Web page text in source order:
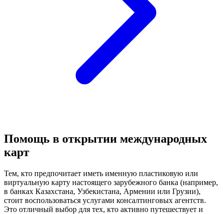
Помощь в открытии международных
карт
Тем, кто предпочитает иметь именную пластиковую или
виртуальную карту настоящего зарубежного банка (например,
в банках Казахстана, Узбекистана, Армении или Грузии),
стоит воспользоваться услугами консалтинговых агентств.
Это отличный выбор для тех, кто активно путешествует и